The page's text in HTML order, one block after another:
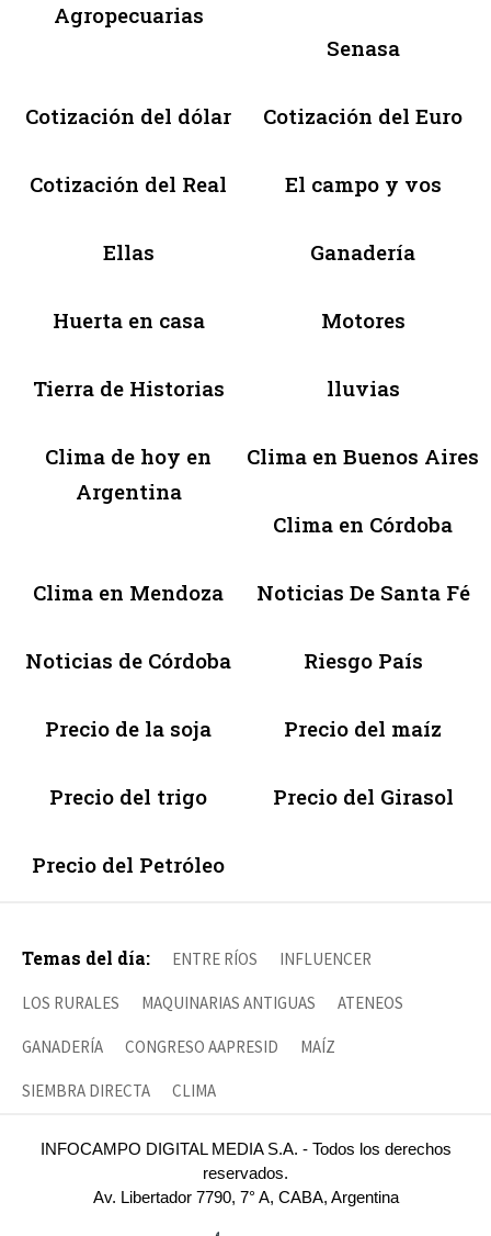
Agropecuarias
Senasa
Cotización del dólar Cotización del Euro
Cotización del Real El campo y vos
Ellas Ganadería
Huerta en casa Motores
Tierra de Historias lluvias
Clima de hoy en
Argentina
Clima en Buenos Aires
Clima en Córdoba
Clima en Mendoza Noticias De Santa Fé
Noticias de Córdoba Riesgo País
Precio de la soja Precio del maíz
Precio del trigo Precio del Girasol
Precio del Petróleo
Temas del día: ENTRE RÍOS INFLUENCER
LOS RURALES MAQUINARIAS ANTIGUAS ATENEOS
GANADERÍA CONGRESO AAPRESID MAÍZ
SIEMBRA DIRECTA CLIMA
INFOCAMPO DIGITAL MEDIA S.A. - Todos los derechos
reservados.
Av. Libertador 7790, 7° A, CABA, Argentina